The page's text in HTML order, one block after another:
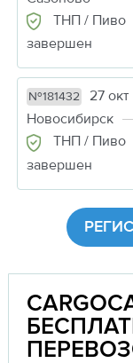
ТНП / Пиво
завершен
№181432 27 окт
Новосибирск
ТНП / Пиво
завершен